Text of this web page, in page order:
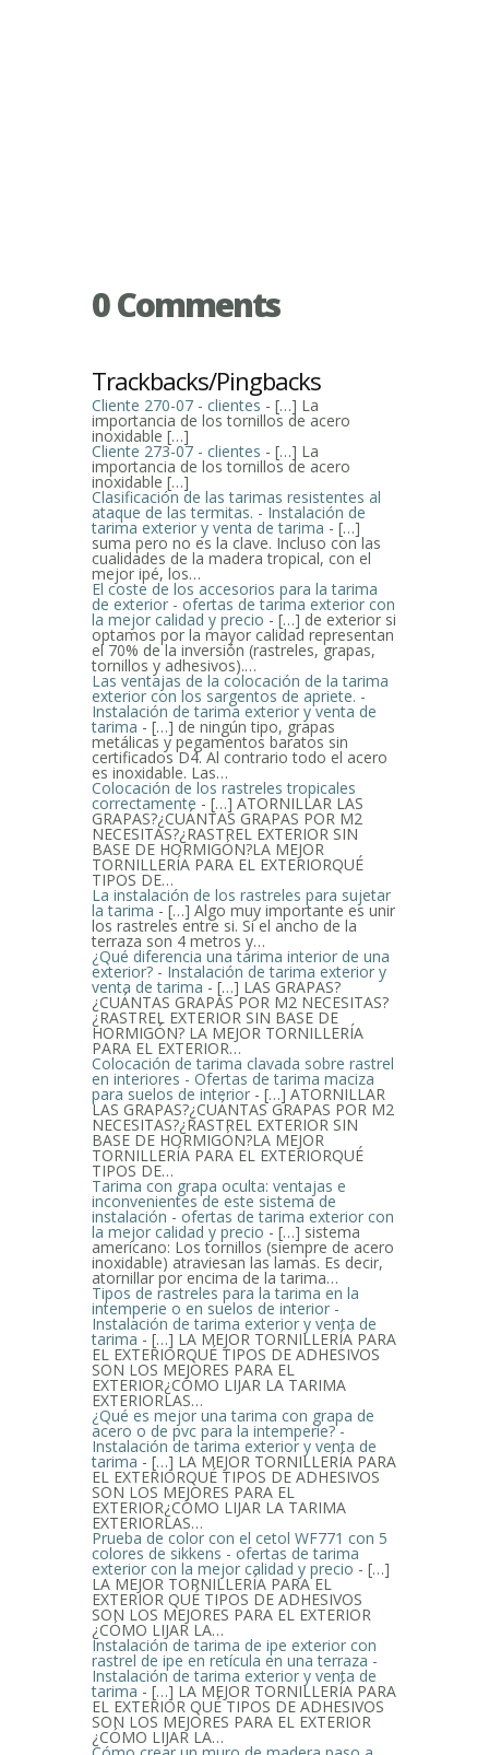
0 Comments
Trackbacks/Pingbacks
Cliente 270-07 - clientes - […] La
importancia de los tornillos de acero
inoxidable […]
Cliente 273-07 - clientes - […] La
importancia de los tornillos de acero
inoxidable […]
Clasificación de las tarimas resistentes al
ataque de las termitas. - Instalación de
tarima exterior y venta de tarima - […]
suma pero no es la clave. Incluso con las
cualidades de la madera tropical, con el
mejor ipé, los…
El coste de los accesorios para la tarima
de exterior - ofertas de tarima exterior con
la mejor calidad y precio - […] de exterior si
optamos por la mayor calidad representan
el 70% de la inversión (rastreles, grapas,
tornillos y adhesivos).…
Las ventajas de la colocación de la tarima
exterior con los sargentos de apriete. -
Instalación de tarima exterior y venta de
tarima - […] de ningún tipo, grapas
metálicas y pegamentos baratos sin
certificados D4. Al contrario todo el acero
es inoxidable. Las…
Colocación de los rastreles tropicales
correctamente - […] ATORNILLAR LAS
GRAPAS?¿CUÁNTAS GRAPAS POR M2
NECESITAS?¿RASTREL EXTERIOR SIN
BASE DE HORMIGÓN?LA MEJOR
TORNILLERÍA PARA EL EXTERIORQUÉ
TIPOS DE…
La instalación de los rastreles para sujetar
la tarima - […] Algo muy importante es unir
los rastreles entre si. Si el ancho de la
terraza son 4 metros y…
¿Qué diferencia una tarima interior de una
exterior? - Instalación de tarima exterior y
venta de tarima - […] LAS GRAPAS?
¿CUÁNTAS GRAPAS POR M2 NECESITAS?
¿RASTREL EXTERIOR SIN BASE DE
HORMIGÓN? LA MEJOR TORNILLERÍA
PARA EL EXTERIOR…
Colocación de tarima clavada sobre rastrel
en interiores - Ofertas de tarima maciza
para suelos de interior - […] ATORNILLAR
LAS GRAPAS?¿CUÁNTAS GRAPAS POR M2
NECESITAS?¿RASTREL EXTERIOR SIN
BASE DE HORMIGÓN?LA MEJOR
TORNILLERÍA PARA EL EXTERIORQUÉ
TIPOS DE…
Tarima con grapa oculta: ventajas e
inconvenientes de este sistema de
instalación - ofertas de tarima exterior con
la mejor calidad y precio - […] sistema
americano: Los tornillos (siempre de acero
inoxidable) atraviesan las lamas. Es decir,
atornillar por encima de la tarima…
Tipos de rastreles para la tarima en la
intemperie o en suelos de interior -
Instalación de tarima exterior y venta de
tarima - […] LA MEJOR TORNILLERÍA PARA
EL EXTERIORQUÉ TIPOS DE ADHESIVOS
SON LOS MEJORES PARA EL
EXTERIOR¿CÓMO LIJAR LA TARIMA
EXTERIORLAS…
¿Qué es mejor una tarima con grapa de
acero o de pvc para la intemperie? -
Instalación de tarima exterior y venta de
tarima - […] LA MEJOR TORNILLERÍA PARA
EL EXTERIORQUÉ TIPOS DE ADHESIVOS
SON LOS MEJORES PARA EL
EXTERIOR¿CÓMO LIJAR LA TARIMA
EXTERIORLAS…
Prueba de color con el cetol WF771 con 5
colores de sikkens - ofertas de tarima
exterior con la mejor calidad y precio - […]
LA MEJOR TORNILLERÍA PARA EL
EXTERIOR QUÉ TIPOS DE ADHESIVOS
SON LOS MEJORES PARA EL EXTERIOR
¿CÓMO LIJAR LA…
Instalación de tarima de ipe exterior con
rastrel de ipe en retícula en una terraza -
Instalación de tarima exterior y venta de
tarima - […] LA MEJOR TORNILLERÍA PARA
EL EXTERIOR QUÉ TIPOS DE ADHESIVOS
SON LOS MEJORES PARA EL EXTERIOR
¿CÓMO LIJAR LA…